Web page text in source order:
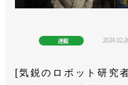
連載
[気鋭のロボット研究